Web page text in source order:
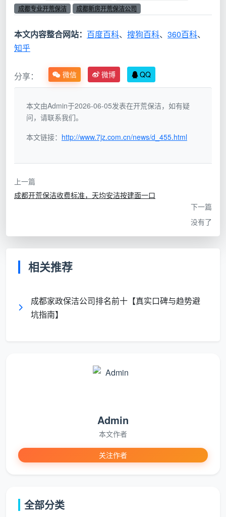
人
接
单
／
队
闲鱼、58同城大量
（300-500元/
无合同无保障，按天计费
易磨洋工，可能使用强酸
中
介
线上平台接单后转派
队，平台抽成
了问题互相推诿，售后流
自
公
培训、标准化服务流
程，签正式服务合同
报价高于前两者，但服务
标准和售后承诺有据可依
（前提是合同明细到位）
成都天均安洁保洁属于第三种——自有固定保洁团
[插图1提示词：成都天均安洁保洁的两位穿着统一
12项精保洁服务确认单。二人身后是擦得一尘不染的落
地窗和光亮如新的浅灰色地砖，工具包和分类毛巾整齐
摆放在门口保护垫上，阳光从窗外洒入，画面传达出实
体公司、自有团队、沟通透明、服务规范的品牌形象。]
成都专业开荒保洁
成都新房开荒保洁公司
本文内容整合网站： 百度百科、 搜狗百科、 360百科、
知乎
分享： 微信 微博 QQ
本文由Admin于2026-06-05发表在开荒保洁，如有疑
问，请联系我们。
本文链接： http://www.7jz.com.cn/news/d_455.html
上一篇
成都开荒保洁收费标准，天均安洁按建面一口
下一篇
没有了
相关推荐
成都家政保洁公司排名前十【真实口碑与趋势避
坑指南】
Admin
本文作者
关注作者
全部分类